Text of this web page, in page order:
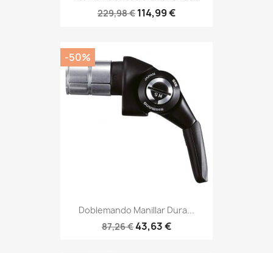
229,98 € 114,99 €
Doblemando Manillar Dura...
87,26 €43,63 €
-50%